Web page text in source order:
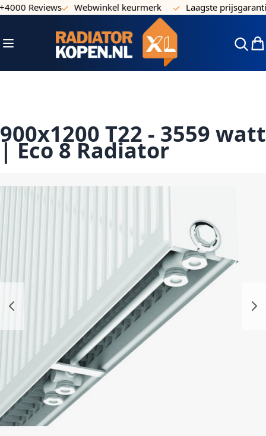
Ga naar de inhoud
Reviews Webwinkel keurmerk Laagste prijsgarantie
Toggle Nav
900x1200 T22 - 3559 watt
| Eco 8 Radiator